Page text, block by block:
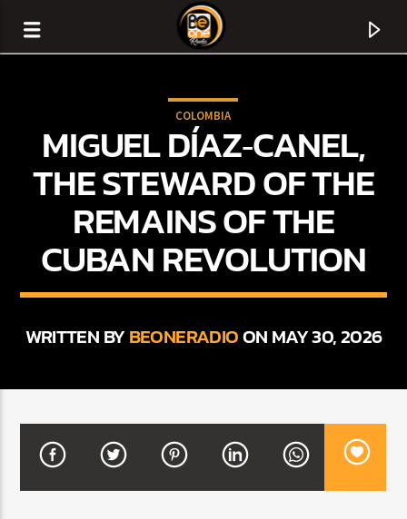
CURRENT TRACK
ARTIST
COLOMBIA
MIGUEL DÍAZ‑CANEL,
THE STEWARD OF THE
REMAINS OF THE
CUBAN REVOLUTION
WRITTEN BYBEONERADIOON MAY 30, 2026